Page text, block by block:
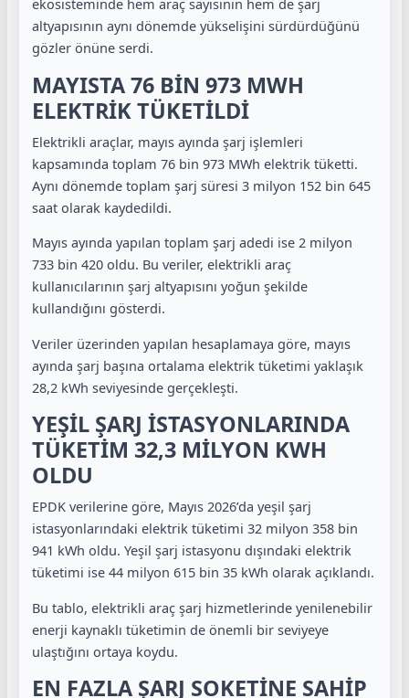
ekosisteminde hem araç sayısının hem de şarj
altyapısının aynı dönemde yükselişini sürdürdüğünü
gözler önüne serdi.
MAYISTA 76 BİN 973 MWH
ELEKTRİK TÜKETİLDİ
Elektrikli araçlar, mayıs ayında şarj işlemleri
kapsamında toplam 76 bin 973 MWh elektrik tüketti.
Aynı dönemde toplam şarj süresi 3 milyon 152 bin 645
saat olarak kaydedildi.
Mayıs ayında yapılan toplam şarj adedi ise 2 milyon
733 bin 420 oldu. Bu veriler, elektrikli araç
kullanıcılarının şarj altyapısını yoğun şekilde
kullandığını gösterdi.
Veriler üzerinden yapılan hesaplamaya göre, mayıs
ayında şarj başına ortalama elektrik tüketimi yaklaşık
28,2 kWh seviyesinde gerçekleşti.
YEŞİL ŞARJ İSTASYONLARINDA
TÜKETİM 32,3 MİLYON KWH
OLDU
EPDK verilerine göre, Mayıs 2026’da yeşil şarj
istasyonlarındaki elektrik tüketimi 32 milyon 358 bin
941 kWh oldu. Yeşil şarj istasyonu dışındaki elektrik
tüketimi ise 44 milyon 615 bin 35 kWh olarak açıklandı.
Bu tablo, elektrikli araç şarj hizmetlerinde yenilenebilir
enerji kaynaklı tüketimin de önemli bir seviyeye
ulaştığını ortaya koydu.
EN FAZLA ŞARJ SOKETİNE SAHİP